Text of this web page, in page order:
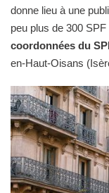
donne lieu à une
peu plus de 300
coordonnées du
en-Haut-Oisans